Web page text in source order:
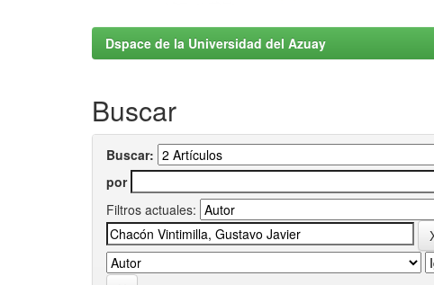
Dspace de la Universidad del Azuay
Buscar
Buscar:
por
Filtros actuales: